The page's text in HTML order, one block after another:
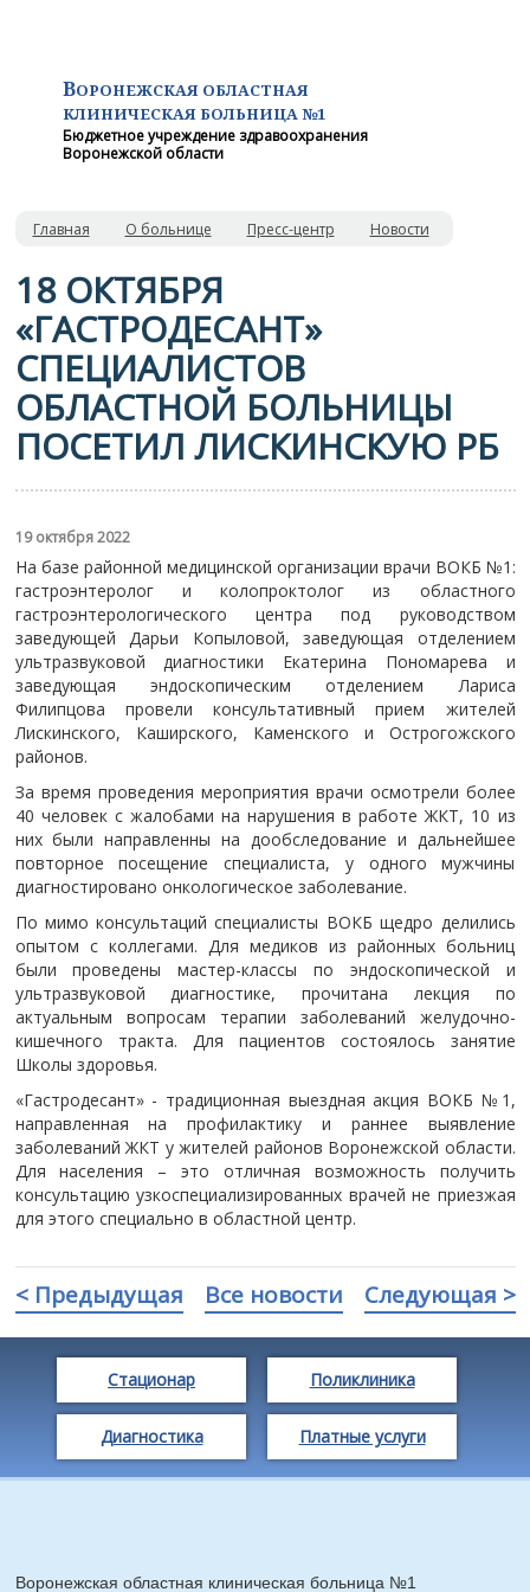
ВОРОНЕЖСКАЯ ОБЛАСТНАЯ
КЛИНИЧЕСКАЯ БОЛЬНИЦА №1
Бюджетное учреждение здравоохранения
Воронежской области
Главная О больнице Пресс-центр Новости
18 ОКТЯБРЯ
«ГАСТРОДЕСАНТ»
СПЕЦИАЛИСТОВ
ОБЛАСТНОЙ БОЛЬНИЦЫ
ПОСЕТИЛ ЛИСКИНСКУЮ РБ
19 октября 2022
На базе районной медицинской организации врачи ВОКБ №1:
гастроэнтеролог и колопроктолог из областного
гастроэнтерологического центра под руководством
заведующей Дарьи Копыловой, заведующая отделением
ультразвуковой диагностики Екатерина Пономарева и
заведующая эндоскопическим отделением Лариса
Филипцова провели консультативный прием жителей
Лискинского, Каширского, Каменского и Острогожского
районов.
За время проведения мероприятия врачи осмотрели более
40 человек с жалобами на нарушения в работе ЖКТ, 10 из
них были направленны на дообследование и дальнейшее
повторное посещение специалиста, у одного мужчины
диагностировано онкологическое заболевание.
По мимо консультаций специалисты ВОКБ щедро делились
опытом с коллегами. Для медиков из районных больниц
были проведены мастер-классы по эндоскопической и
ультразвуковой диагностике, прочитана лекция по
актуальным вопросам терапии заболеваний желудочно-
кишечного тракта. Для пациентов состоялось занятие
Школы здоровья.
«Гастродесант» - традиционная выездная акция ВОКБ №1,
направленная на профилактику и раннее выявление
заболеваний ЖКТ у жителей районов Воронежской области.
Для населения – это отличная возможность получить
консультацию узкоспециализированных врачей не приезжая
для этого специально в областной центр.
< Предыдущая Все новости Следующая >
Стационар Поликлиника
Диагностика Платные услуги
Воронежская областная клиническая больница №1